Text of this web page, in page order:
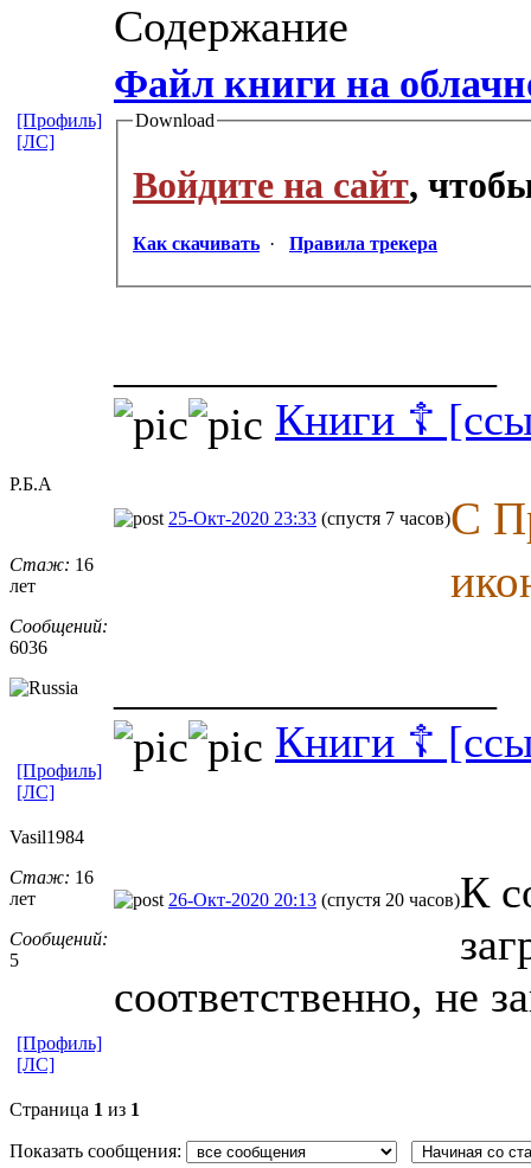
Содержание
Файл книги на
Download
Войдите на сайт,
Как скачивать · Правила трекера
Книги ☦
[Профиль]
[ЛС]
Р.Б.А
Стаж: 16
лет
Сообщений:
6036
25-Окт-2020 23:33 (спустя 7 часов)С
Книги ☦
[Профиль]
[ЛС]
Vasil1984
Стаж: 16
лет
Сообщений:
5
26-Окт-2020 20:13 (спустя 20 часов)К
соответственно, не
[Профиль]
[ЛС]
Страница 1 из 1
Показать сообщения: